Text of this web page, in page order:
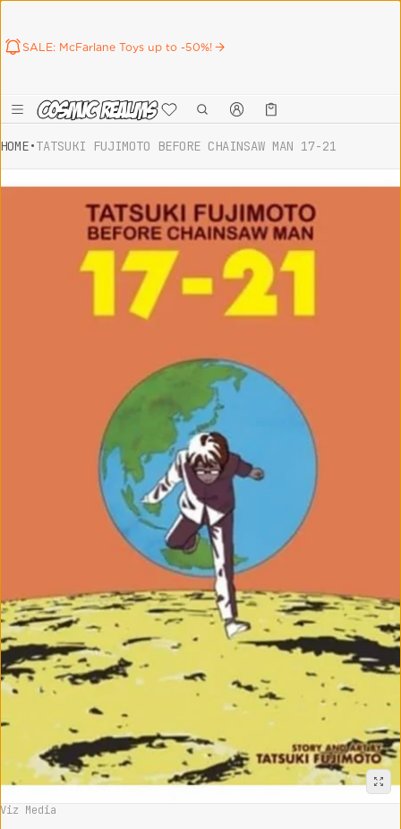
SALE: McFarlane Toys up to -50%!
Καλάθι
0 προϊόντα
HOME•TATSUKI FUJIMOTO BEFORE CHAINSAW MAN 17-21
information
Vendor:
Viz Media